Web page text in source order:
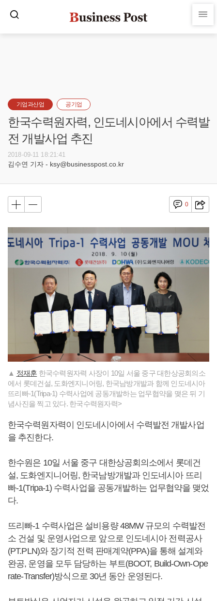
기업과산업 공기업
한국수력원자력, 인도네시아에서 수력발
전 개발사업 추진
2018-09-11 18:21:41
김수연 기자 - ksy@businesspost.co.kr
0
▲ 정재훈 한국수력원자력 사장이 10일 서울 중구 대한상공회의소
에서 롯데건설, 도화엔지니어링, 한국남방개발과 함께 인도네시아
뜨리빠-1(Tripa-1) 수력사업에 공동개발하는 업무협약을 맺은 뒤 기
념사진을 찍고 있다. 한국수력원자력>
한국수력원자력이 인도네시아에서 수력발전 개발사업
을 추진한다.
한수원은 10일 서울 중구 대한상공회의소에서 롯데건
설, 도화엔지니어링, 한국남방개발과 인도네시아 뜨리
빠-1(Tripa-1) 수력사업을 공동개발하는 업무협약을 맺었
다.
뜨리빠-1 수력사업은 설비용량 48MW 규모의 수력발전
소 건설 및 운영사업으로 앞으로 인도네시아 전력공사
(PT.PLN)와 장기적 전력 판매계약(PPA)을 통해 설계와
완공, 운영을 모두 담당하는 부트(BOOT, Build-Own-Ope
rate-Transfer)방식으로 30년 동안 운영된다.